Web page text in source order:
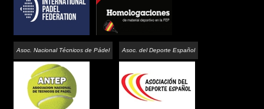
Asoc. Nacional Técnicos de Pádel Asoc. del Deporte Español